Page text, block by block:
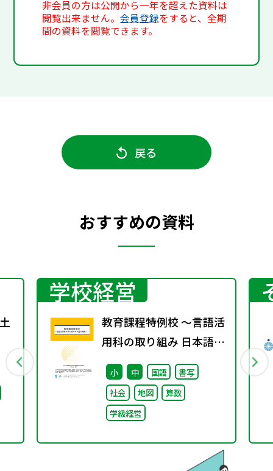
非会員の方は公開から一年を超えた資料は
閲覧出来ません。会員登録をすると、全期
間の資料を閲覧できます。
戻る
おすすめの資料
学校経営
教育課程特例校 ～言語活
用科の取り組み 日本語分
野編～
小 中 国語
書写
社会
地図
算数
学級経営